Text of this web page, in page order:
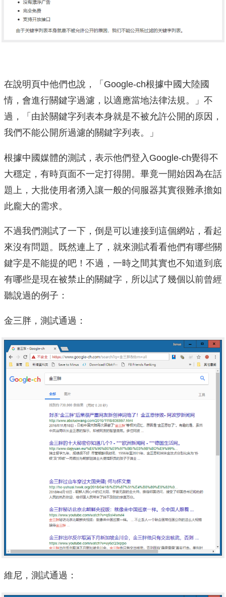
在說明頁中他們也說，「Google-ch根據中國大陸國
情，會進行關鍵字過濾，以適應當地法律法規。」不
過，「由於關鍵字列表本身就是不被允許公開的原因，
我們不能公開所過濾的關鍵字列表。」
根據中國媒體的測試，表示他們登入Google-ch覺得不
大穩定，有時頁面不一定打得開。畢竟一開始因為在話
題上，大批使用者湧入讓一般的伺服器其實很難承擔如
此龐大的需求。
不過我們測試了一下，倒是可以連接到這個網站，看起
來沒有問題。既然連上了，就來測試看看他們有哪些關
鍵字是不能提的吧！不過，一時之間其實也不知道到底
有哪些是現在被禁止的關鍵字，所以試了幾個以前曾經
聽說過的例子：
金三胖，測試通過：
維尼，測試通過：